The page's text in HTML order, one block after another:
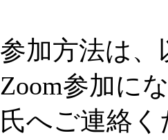
参加方法は
Zoom参加に
氏へご連絡